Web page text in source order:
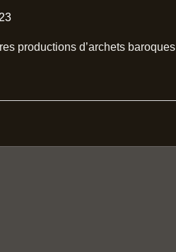
productions d’archets baroques